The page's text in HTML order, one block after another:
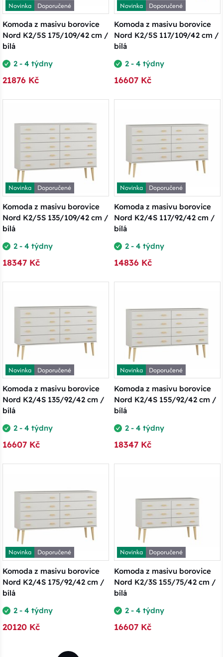
Novinka
Doporučené
Komoda z masivu borovice
Nord K2/5S 175/109/42 cm /
bílá
2 - 4 týdny
21876 Kč
Novinka
Doporučené
Komoda z masivu borovice
Nord K2/5S 117/109/42 cm /
bílá
2 - 4 týdny
16607 Kč
Novinka
Doporučené
Komoda z masivu borovice
Nord K2/5S 135/109/42 cm /
bílá
2 - 4 týdny
18347 Kč
Novinka
Doporučené
Komoda z masivu borovice
Nord K2/4S 117/92/42 cm /
bílá
2 - 4 týdny
14836 Kč
Novinka
Doporučené
Komoda z masivu borovice
Nord K2/4S 135/92/42 cm /
bílá
2 - 4 týdny
16607 Kč
Novinka
Doporučené
Komoda z masivu borovice
Nord K2/4S 155/92/42 cm /
bílá
2 - 4 týdny
18347 Kč
Novinka
Doporučené
Komoda z masivu borovice
Nord K2/4S 175/92/42 cm /
bílá
2 - 4 týdny
20120 Kč
Novinka
Doporučené
Komoda z masivu borovice
Nord K2/3S 155/75/42 cm /
bílá
2 - 4 týdny
16607 Kč